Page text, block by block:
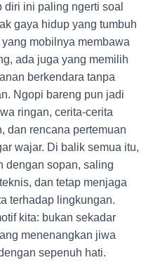
ini paling ngerti soal
gaya hidup yang tumbuh
mobilnya membawa
ada juga yang memilih
berkendara tanpa
Ngopi bareng pun jadi
ringan, cerita-cerita
dan rencana pertemuan
wajar. Di balik semua itu,
dengan sopan, saling
dan tetap menjaga
terhadap lingkungan.
kita: bukan sekadar
menenangkan jiwa
sepenuh hati.